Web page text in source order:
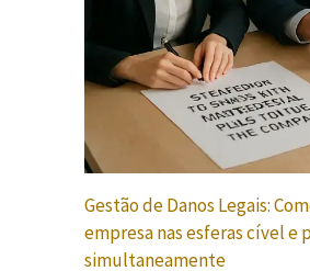
Gestão de Danos Legais:
empresa nas esferas cível e
simultaneamente